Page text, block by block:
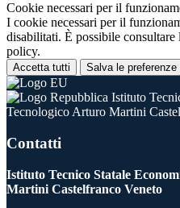
Cookie necessari per il
I cookie necessari per il
disabilitati. È possibile
policy.
Accetta tutti Salva le preferenze
Istituto
Tecnologico Arturo Martini
Contatti
Istituto Tecnico Statale
Martini Castelfranco Veneto